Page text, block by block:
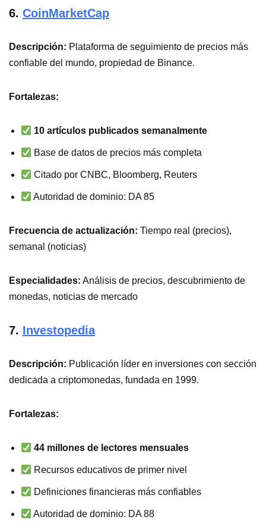
6. CoinMarketCap
Descripción: Plataforma de seguimiento de precios más
confiable del mundo, propiedad de Binance.
Fortalezas:
10 artículos publicados semanalmente
Base de datos de precios más completa
Citado por CNBC, Bloomberg, Reuters
Autoridad de dominio: DA 85
Frecuencia de actualización: Tiempo real (precios),
semanal (noticias)
Especialidades: Análisis de precios, descubrimiento de
monedas, noticias de mercado
7. Investopedia
Descripción: Publicación líder en inversiones con sección
dedicada a criptomonedas, fundada en 1999.
Fortalezas:
44 millones de lectores mensuales
Recursos educativos de primer nivel
Definiciones financieras más confiables
Autoridad de dominio: DA 88